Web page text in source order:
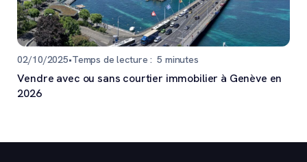
02/10/2025•Temps de lecture : 5 minutes
Vendre avec ou sans courtier immobilier à Genève en
2026